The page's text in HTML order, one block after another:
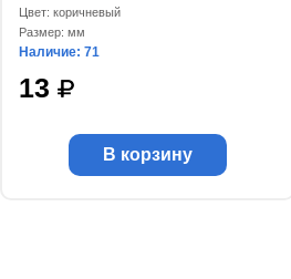
Цвет: коричневый
Размер: мм
Наличие: 71
13
В корзину